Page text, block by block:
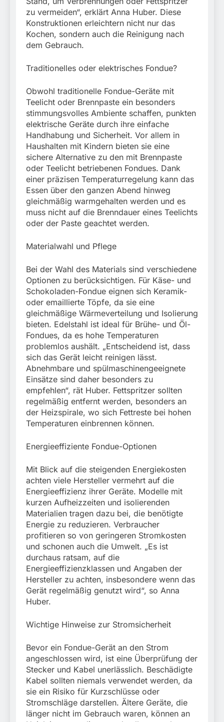
zu vermeiden“, erklärt Anna Huber. Diese
Konstruktionen erleichtern nicht nur das
Kochen, sondern auch die Reinigung nach
dem Gebrauch.
Traditionelles oder elektrisches Fondue?
Obwohl traditionelle Fondue-Geräte mit
Teelicht oder Brennpaste ein besonders
stimmungsvolles Ambiente schaffen, punkten
elektrische Geräte durch ihre einfache
Handhabung und Sicherheit. Vor allem in
Haushalten mit Kindern bieten sie eine
sichere Alternative zu den mit Brennpaste
oder Teelicht betriebenen Fondues. Dank
einer präzisen Temperaturregelung kann das
Essen über den ganzen Abend hinweg
gleichmäßig warmgehalten werden und es
muss nicht auf die Brenndauer eines Teelichts
oder der Paste geachtet werden.
Materialwahl und Pflege
Bei der Wahl des Materials sind verschiedene
Optionen zu berücksichtigen. Für Käse- und
Schokoladen-Fondue eignen sich Keramik-
oder emaillierte Töpfe, da sie eine
gleichmäßige Wärmeverteilung und Isolierung
bieten. Edelstahl ist ideal für Brühe- und Öl-
Fondues, da es hohe Temperaturen
problemlos aushält. „Entscheidend ist, dass
sich das Gerät leicht reinigen lässt.
Abnehmbare und spülmaschinengeeignete
Einsätze sind daher besonders zu
empfehlen“, rät Huber. Fettspritzer sollten
regelmäßig entfernt werden, besonders an
der Heizspirale, wo sich Fettreste bei hohen
Temperaturen einbrennen können.
Energieeffiziente Fondue-Optionen
Mit Blick auf die steigenden Energiekosten
achten viele Hersteller vermehrt auf die
Energieeffizienz ihrer Geräte. Modelle mit
kurzen Aufheizzeiten und isolierenden
Materialien tragen dazu bei, die benötigte
Energie zu reduzieren. Verbraucher
profitieren so von geringeren Stromkosten
und schonen auch die Umwelt. „Es ist
durchaus ratsam, auf die
Energieeffizienzklassen und Angaben der
Hersteller zu achten, insbesondere wenn das
Gerät regelmäßig genutzt wird“, so Anna
Huber.
Wichtige Hinweise zur Stromsicherheit
Bevor ein Fondue-Gerät an den Strom
angeschlossen wird, ist eine Überprüfung der
Stecker und Kabel unerlässlich. Beschädigte
Kabel sollten niemals verwendet werden, da
sie ein Risiko für Kurzschlüsse oder
Stromschläge darstellen. Ältere Geräte, die
länger nicht im Gebrauch waren, können an